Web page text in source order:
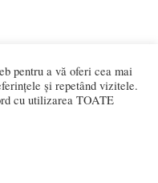
pentru a vă oferi cea mai
și repetând vizitele.
cu utilizarea TOATE